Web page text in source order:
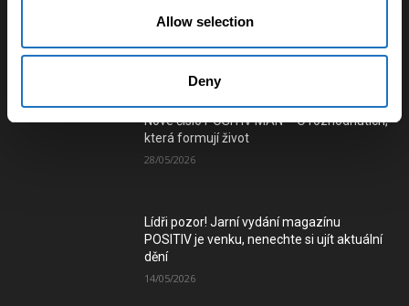
Allow selection
Deny
Nové číslo POSITIV MAN – O rozhodnutích,
která formují život
28/05/2026
Lídři pozor! Jarní vydání magazínu
POSITIV je venku, nenechte si ujít aktuální
dění
14/05/2026